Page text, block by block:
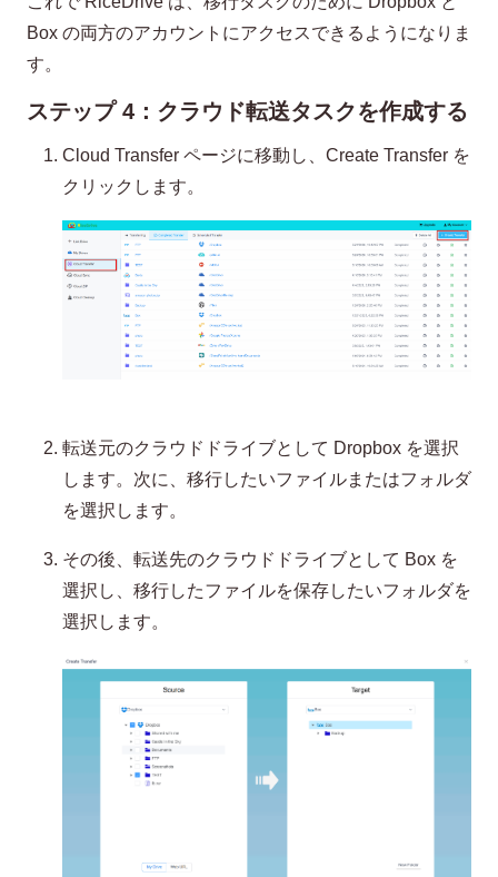
Box の両方のアカウントにアクセスできるようになりま
す。
ステップ 4：クラウド転送タスクを作成する
Cloud Transfer ページに移動し、Create Transfer を
クリックします。
転送元のクラウドドライブとして Dropbox を選択
します。次に、移行したいファイルまたはフォルダ
を選択します。
その後、転送先のクラウドドライブとして Box を
選択し、移行したファイルを保存したいフォルダを
選択します。